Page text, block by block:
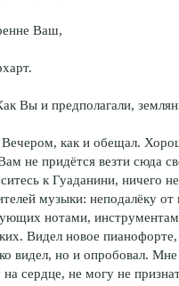
Ваш,
Вы и предполагали,
Вечером, как и обещал.
не придётся везти сюда
к Гуаданини, ничего
музыки: неподалёку
нотами,
Видел новое
видел, но и опробовал.
на сердце, не могу не